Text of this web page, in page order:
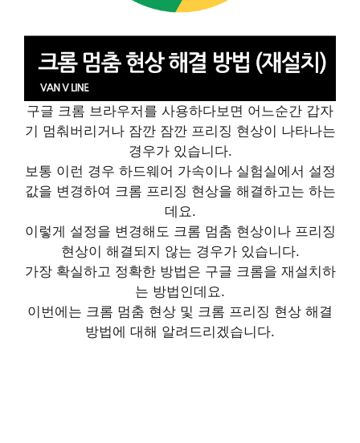
구글 크롬 브라우저를 사용하다보면 어느순간 갑자
기 멈춰버리거나 잠깐 잠깐 프리징 현상이 나타나는
경우가 있습니다.
보통 이런 경우 하드웨어 가속이나 실험실에서 설정
값을 변경하여 크롬 프리징 현상을 해결하고는 하는
데요.
이렇게 설정을 변경해도 크롬 멈춤 현상이나 프리징
현상이 해결되지 않는 경우가 있습니다.
가장 확실하고 정확한 방법은 구글 크롬을 재설치하
는 방법인데요.
이번에는 크롬 멈춤 현상 및 크롬 프리징 현상 해결
방법에 대해 알려드리겠습니다.